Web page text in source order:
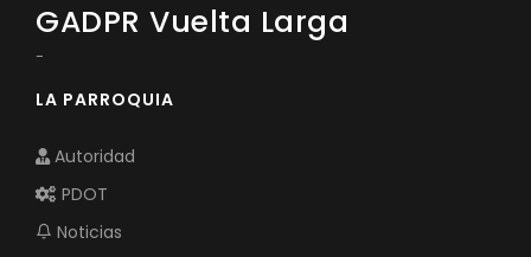
GADPR Vuelta Larga
-
LA PARROQUIA
Autoridad
PDOT
Noticias